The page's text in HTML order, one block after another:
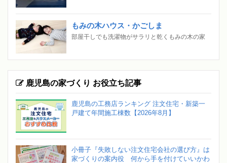
もみの木ハウス・かごしま
部屋干しでも洗濯物がサラリと乾くもみの木の家
鹿児島の家づくり お役立ち記事
鹿児島の工務店ランキング 注文住宅・新築一
戸建て年間施工棟数【2026年8月】
小冊子『失敗しない注文住宅会社の選び方』は
家づくりの案内役 何から手を付けていいかわ